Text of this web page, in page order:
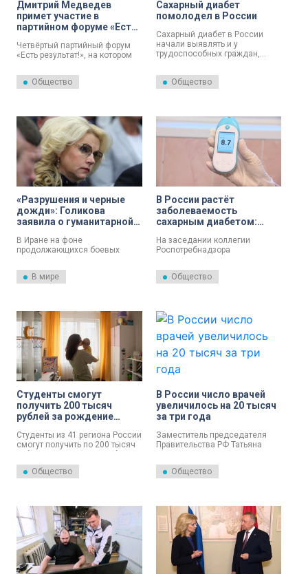
Дмитрий Медведев
примет участие в
партийном форуме «Есть
Четвёртый партийный форум
«Есть результат!», на котором
правительство отчитываются
об исполнении народной
с детьми.
Общество
Сахарный диабет
помолодел в России
Сахарный диабет в России
начали выявлять и у
трудоспособных граждан,
Всероссийской конференции
«За медицину здорового
Общество
«Разрушения и черные
дожди»: Голикова
заявила о гуманитарной
В Иране на фоне
продолжающихся боевых
гуманитарная катастрофа.
В мире
В России растёт
заболеваемость
сахарным диабетом:
заявила об угрозе
эпидемии
На заседании коллегии
Роспотребнадзора
Голикова предупредила о
реальной угрозе эпидемии
заболевания вызывает
серьёзную тревогу.
Общество
Студенты смогут
получить 200 тысяч
рублей за рождение
Студенты из 41 региона России
смогут получить по 200 тысяч
Об этом сообщили в аппарате
вице-премьера Татьяны
Общество
В России число врачей
увеличилось на 20 тысяч
за три года
Заместитель председателя
Правительства РФ Татьяна
сессии «Лучшие страновые и
региональные практики по
сообщила, что в России за
2023-2025 годы число врачей
увеличилось на 20 тысяч. Об
этом сообщили в пресс-
службе Минздрава России.
Общество